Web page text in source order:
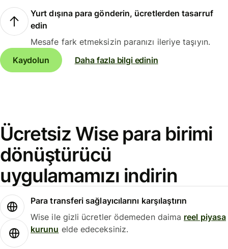
Yurt dışına para gönderin, ücretlerden tasarruf
edin
Mesafe fark etmeksizin paranızı ileriye taşıyın.
Kaydolun
Daha fazla bilgi edinin
Ücretsiz Wise para birimi
dönüştürücü
uygulamamızı indirin
Para transferi sağlayıcılarını karşılaştırın
Wise ile gizli ücretler ödemeden daima reel piyasa
kurunu elde edeceksiniz.